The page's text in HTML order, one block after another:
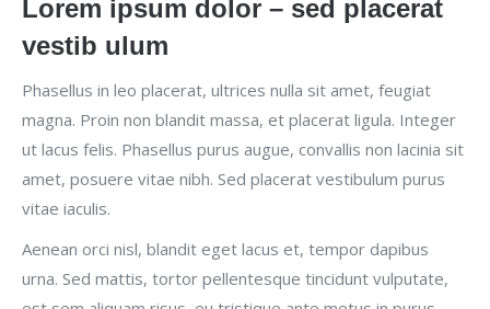
Lorem ipsum dolor – sed placerat
vestib ulum
Phasellus in leo placerat, ultrices nulla sit amet, feugiat
magna. Proin non blandit massa, et placerat ligula. Integer
ut lacus felis. Phasellus purus augue, convallis non lacinia sit
amet, posuere vitae nibh. Sed placerat vestibulum purus
vitae iaculis.
Aenean orci nisl, blandit eget lacus et, tempor dapibus
urna. Sed mattis, tortor pellentesque tincidunt vulputate,